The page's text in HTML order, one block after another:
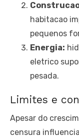
habitacao
pequenos
Energia:
eletrico
pesada.
Limites e
Apesar do
censura